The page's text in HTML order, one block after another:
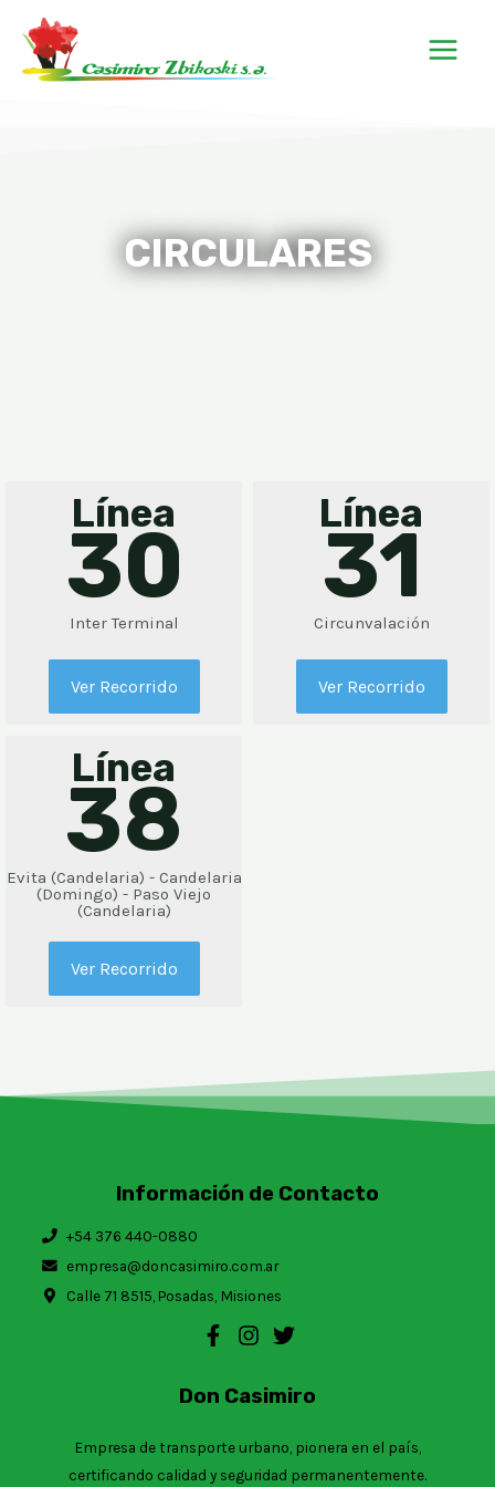
CIRCULARES
Línea
30
Inter Terminal
Ver Recorrido
Línea
31
Circunvalación
Ver Recorrido
Línea
38
Evita (Candelaria) - Candelaria
(Domingo) - Paso Viejo
(Candelaria)
Ver Recorrido
Información de Contacto
+54 376 440-0880
empresa@doncasimiro.com.ar
Calle 71 8515, Posadas, Misiones
Don Casimiro
Empresa de transporte urbano, pionera en el país,
certificando calidad y seguridad permanentemente.